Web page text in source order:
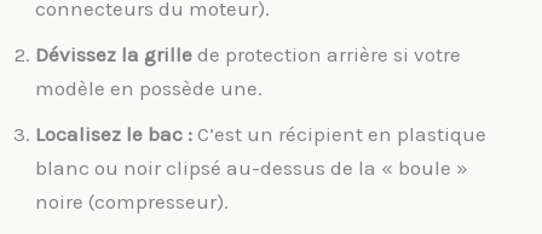
connecteurs du moteur).
Dévissez la grille de protection arrière si votre
modèle en possède une.
Localisez le bac : C’est un récipient en plastique
blanc ou noir clipsé au-dessus de la « boule »
noire (compresseur).